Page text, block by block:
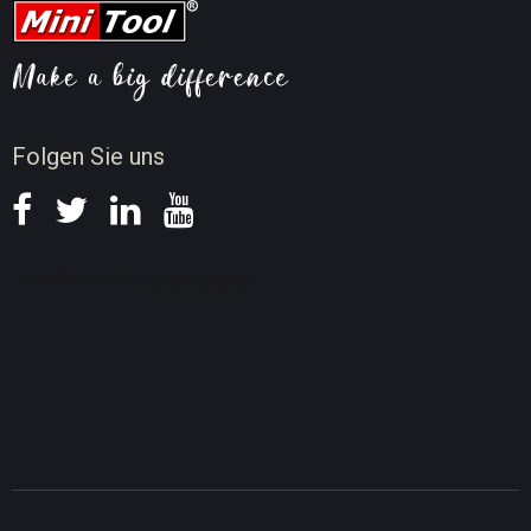
Folgen Sie uns
Tipps für Videokomprimierung
Neuigkeiten